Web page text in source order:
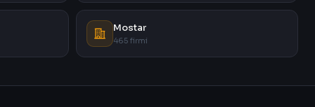
Mostar
465 firmi